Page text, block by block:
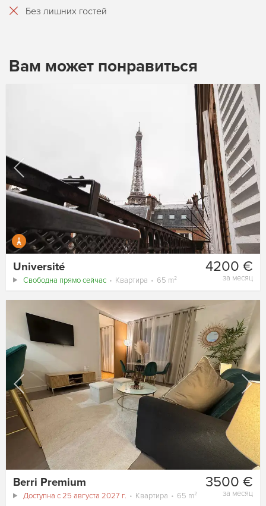
Без лишних гостей
Вам может понравиться
4200 €
за месяц
Université
Свободна прямо сейчас Квартира 65 m²
3500 €
за месяц
Berri Premium
Доступна с 25 августа 2027 г. Квартира 65 m²